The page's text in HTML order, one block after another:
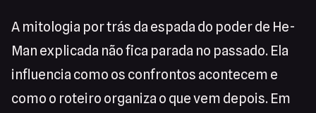
A mitologia por trás da espada do poder de He-
Man explicada não fica parada no passado. Ela
influencia como os confrontos acontecem e
como o roteiro organiza o que vem depois. Em